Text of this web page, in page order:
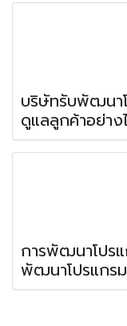
บริษัทรับพัฒนา
ดูแลลูกค้าอย่าง
การพัฒนาโปร
พัฒนาโปรแกร